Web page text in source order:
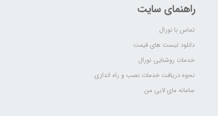
راهنمای سایت
تماس با نورال
دانلود لیست های قیمت
خدمات روشنایی نورال
نحوه دریافت خدمات نصب و راه اندازی
سامانه مای لابی من